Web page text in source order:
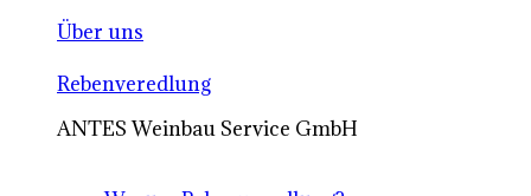
Über uns
Rebenveredlung
ANTES Weinbau Service GmbH